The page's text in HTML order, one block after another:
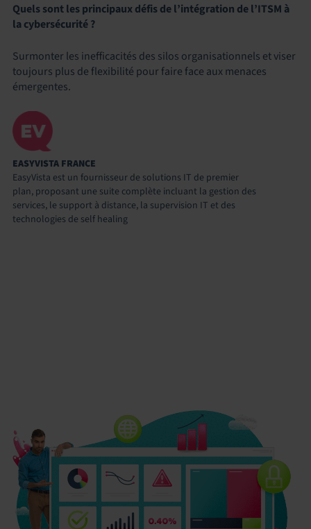
Quels sont les principaux défis de l’intégration de l’ITSM à
la cybersécurité ?
Surmonter les inefficacités des silos organisationnels et viser
toujours plus de flexibilité pour faire face aux menaces
émergentes.
EASYVISTA FRANCE
EasyVista est un fournisseur de solutions IT de premier
plan, proposant une suite complète incluant la gestion des
services, le support à distance, la supervision IT et des
technologies de self healing